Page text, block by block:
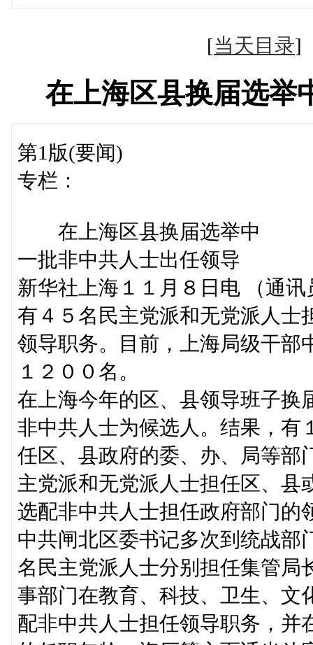
[当天目录
在上海区县换届选举
第1版(要闻)
专栏：
在上海区县换届选举中
一批非中共人士出任领导
新华社上海１１月８日电 （通
有４５名民主党派和无党派人士
领导职务。目前，上海局级干部
１２００名。
在上海今年的区、县领导班子换
非中共人士为候选人。结果，有
任区、县政府的委、办、局等部
主党派和无党派人士担任区、县
选配非中共人士担任政府部门的
中共闸北区委书记多次到统战部
名民主党派人士分别担任集管局
事部门在教育、科技、卫生、文
配非中共人士担任领导职务，并